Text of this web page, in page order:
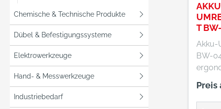
Chemische & Technische Produkte
Dübel & Befestigungssysteme
Elektrowerkzeuge
Hand- & Messwerkzeuge
Industriebedarf
T
M.
Akku-
BW-04
Preis